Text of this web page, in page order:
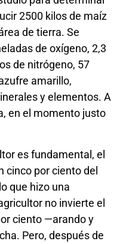
2500 kilos de maíz
de tierra. Se
de oxígeno, 2,3
de nitrógeno, 57
amarillo,
y elementos. A
en el momento justo
es fundamental, el
cinco por ciento del
que hizo una
no invierte el
ciento —arando y
Pero, después de